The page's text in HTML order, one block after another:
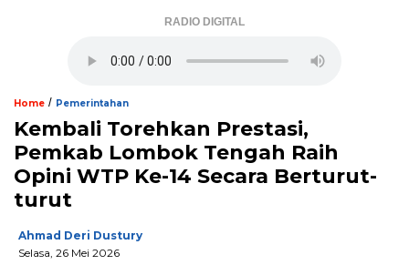
RADIO DIGITAL
Home / Pemerintahan
Kembali Torehkan Prestasi,
Pemkab Lombok Tengah Raih
Opini WTP Ke-14 Secara Berturut-
turut
Ahmad Deri Dustury
Selasa, 26 Mei 2026